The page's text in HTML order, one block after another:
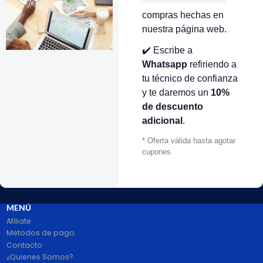
compras hechas en
nuestra página web.
✔️ Escribe a
Whatsapp refiriendo a
tu técnico de confianza
y te daremos un 10%
de descuento
adicional .
* Oferta válida hasta agotar
cupones.
VOLVER ARRIBA
# 1 en Repuestos Electrodomésticos En Colombia.
MENÚ
Afiliate
Metodos de pago
Contacto
¿Quienes Somos?